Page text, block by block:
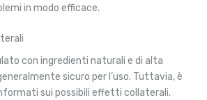
in modo efficace.
con ingredienti naturali e di alta
sicuro per l’uso. Tuttavia, è
sui possibili effetti collaterali.